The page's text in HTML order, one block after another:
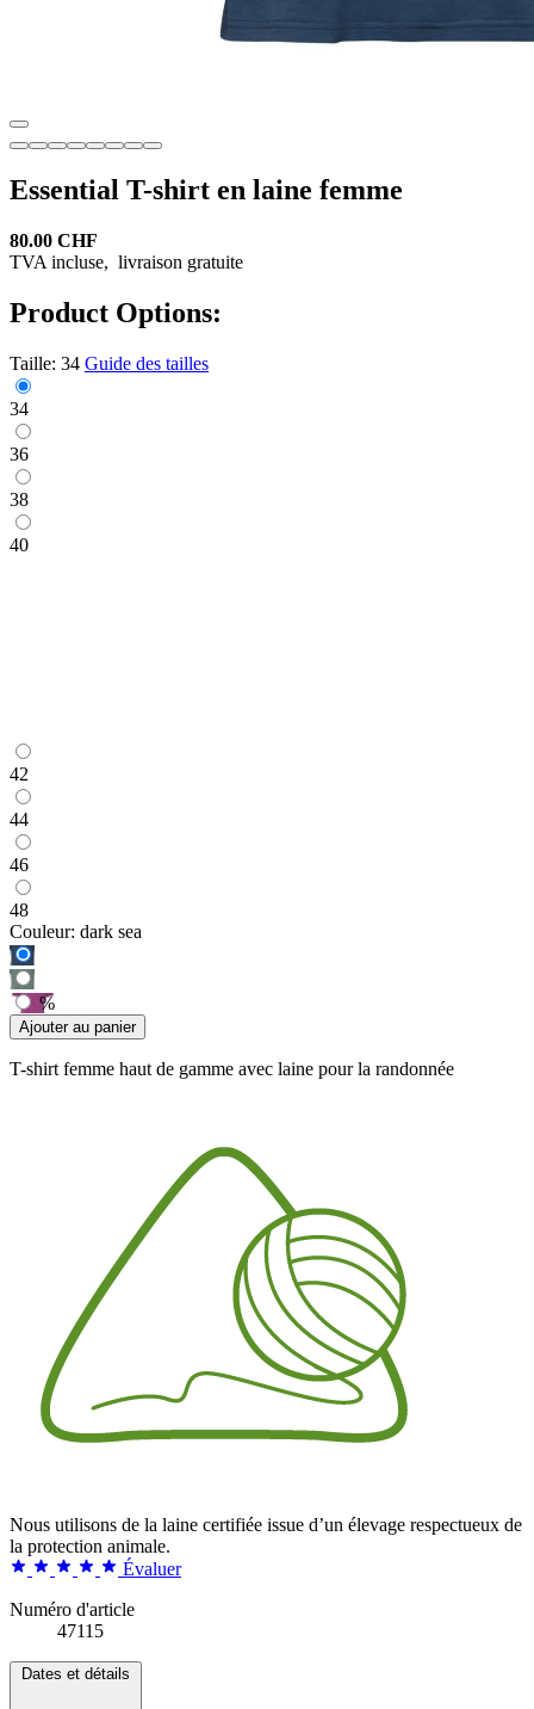
Essential T-shirt en laine femme
80.00 CHF
TVA incluse, livraison gratuite
Product Options:
Taille: 34 Guide des tailles
34
36
38
40
42
44
46
48
Couleur: dark sea
%
Ajouter au panier
T-shirt femme haut de gamme avec laine pour la randonnée
Nous utilisons de la laine certifiée issue d’un élevage respectueux de
la protection animale.
Évaluer
Numéro d'article
47115
Dates et détails